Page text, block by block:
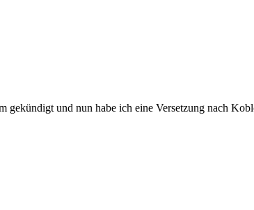
und nun habe ich eine Versetzung nach